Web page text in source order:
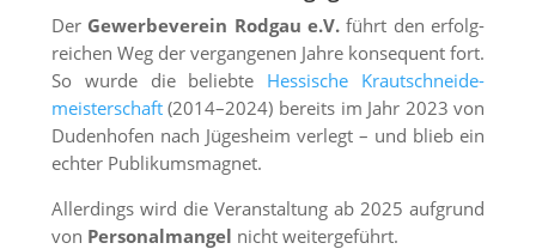
Der Gewerbeverein Rodgau e.V. führt den erfolg­
reichen Weg der vergangenen Jahre konsequent fort.
So wurde die beliebte Hessische Kraut­schneide­
meisterschaft (2014–2024) bereits im Jahr 2023 von
Dudenhofen nach Jügesheim verlegt – und blieb ein
echter Publikumsmagnet.
Allerdings wird die Veranstaltung ab 2025 auf­grund
von Personalmangel nicht weiter­geführt.